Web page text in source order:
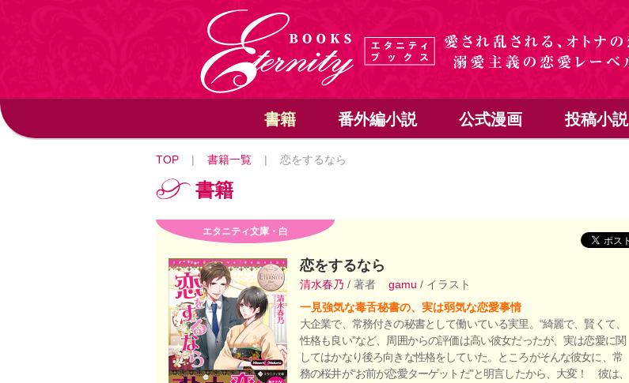
書籍 番外編小説 公式漫画 投稿小説
TOP | 書籍一覧 | 恋をするなら
書籍
エタニティ文庫・白
恋をするなら
清水春乃 / 著者 gamu / イラスト
一見強気な毒舌秘書の、実は弱気な恋愛事情
大企業で、常務付きの秘書として働いている実里。“綺麗で、賢くて、
性格も良い”など、周囲からの評価は高い彼女だったが、実は恋愛に関
してはかなり後ろ向きな性格をしていた。ところがそんな彼女に、常
務の桜井が“お前が恋愛ターゲットだ”と明言したから、大変！ 彼は、